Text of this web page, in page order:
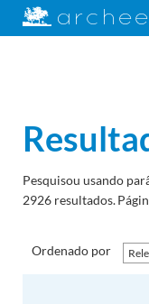
Pesquisou usando
2926 resultados.
Ordenado por